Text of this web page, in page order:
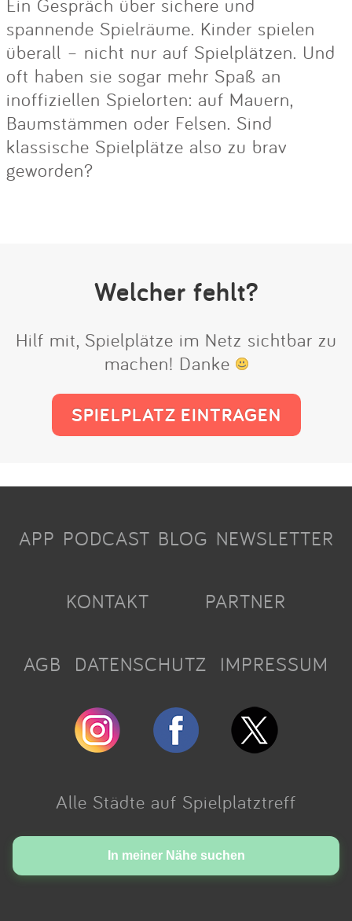
Ein Gespräch über sichere und
spannende Spielräume. Kinder spielen
überall – nicht nur auf Spielplätzen. Und
oft haben sie sogar mehr Spaß an
inoffiziellen Spielorten: auf Mauern,
Baumstämmen oder Felsen. Sind
klassische Spielplätze also zu brav
geworden?
Welcher fehlt?
Hilf mit, Spielplätze im Netz sichtbar zu
machen! Danke
SPIELPLATZ EINTRAGEN
In meiner Nähe suchen
APP PODCAST BLOG NEWSLETTER
KONTAKT PARTNER
AGB DATENSCHUTZ IMPRESSUM
Alle Städte auf Spielplatztreff
Made with love in Cologne.